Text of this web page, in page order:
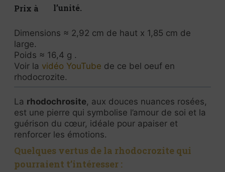
Prix à l’unité.
Dimensions ≈ 2,92 cm de haut x 1,85 cm de
large.
Poids ≈ 16,4 g .
Voir la vidéo YouTube de ce bel oeuf en
rhodocrozite.
La rhodochrosite, aux douces nuances rosées,
est une pierre qui symbolise l’amour de soi et la
guérison du cœur, idéale pour apaiser et
renforcer les émotions.
Quelques vertus de la rhodocrozite qui
pourraient t’intéresser :